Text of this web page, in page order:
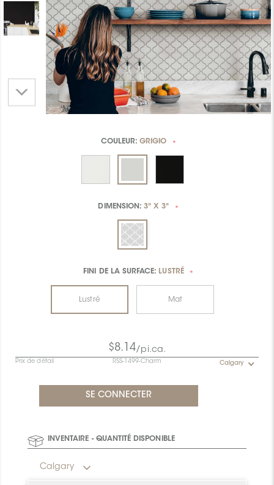
COULEUR:GRIGIO *
DIMENSION:3" X 3" *
FINI DE LA SURFACE: LUSTRÉ *
Lustré Mat
$8.14/pi.ca.
Prix de détail RSS-1499-Charm Calgary
INVENTAIRE - QUANTITÉ DISPONIBLE
Calgary